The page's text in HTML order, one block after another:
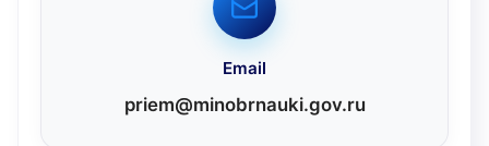
Email
priem@minobrnauki.gov.ru